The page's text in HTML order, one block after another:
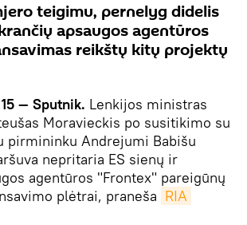
teigimu, pernelyg didelis
apsaugos agentūros
reikštų kitų projektų
— Sputnik. Lenkijos ministras
Moravieckis po susitikimo su
pirmininku Andrejumi Babišu
nepritaria ES sienų ir
agentūros "Frontex" pareigūnų
plėtrai, praneša RIA